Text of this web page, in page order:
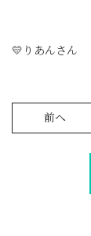
💛りあんさん
前へ